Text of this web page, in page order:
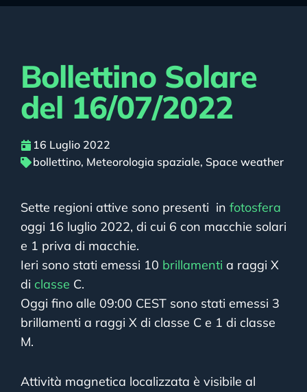
Bollettino Solare
del 16/07/2022
16 Luglio 2022
bollettino, Meteorologia spaziale, Space weather
Sette regioni attive sono presenti in fotosfera
oggi 16 luglio 2022, di cui 6 con macchie solari
e 1 priva di macchie.
Ieri sono stati emessi 10 brillamenti a raggi X
di classe C.
Oggi fino alle 09:00 CEST sono stati emessi 3
brillamenti a raggi X di classe C e 1 di classe
M.
Attività magnetica localizzata è visibile al